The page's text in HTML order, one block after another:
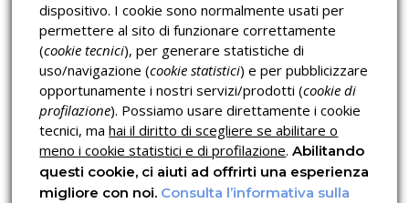
Privacy & Cookies Policy
dispositivo. I cookie sono normalmente usati per
permettere al sito di funzionare correttamente
(cookie tecnici), per generare statistiche di
uso/navigazione (cookie statistici) e per pubblicizzare
opportunamente i nostri servizi/prodotti (cookie di
profilazione). Possiamo usare direttamente i cookie
tecnici, mahai il diritto di scegliere se abilitare o
meno i cookie statistici e di profilazione.Abilitando
questi cookie, ci aiuti ad offrirti una esperienza
migliore con noi. Consulta l’informativa sulla